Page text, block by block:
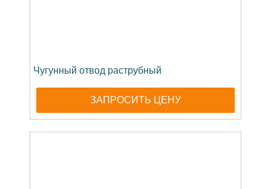
Чугунный отвод раструбный
ЗАПРОСИТЬ ЦЕНУ